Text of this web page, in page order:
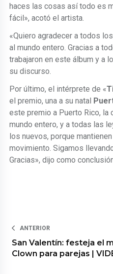
haces las cosas así todo es
fácil», acotó el artista.
«Quiero agradecer a todos
al mundo entero. Gracias a
trabajaron en este álbum y a
su discurso.
Por último, el intérprete de «
el premio, una a su natal
este premio a Puerto Rico, la
mundo entero, y a todas las
los nuevos, porque
movimiento. Sigamos
Gracias», dijo como
ANTERIOR
San Valentín: festeja el
Clown para parejas |